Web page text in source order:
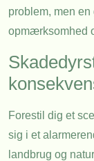
problem, men
opmærksomhed
Forestil dig et
sig i et
landbrug og